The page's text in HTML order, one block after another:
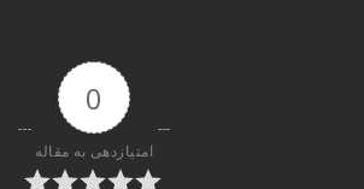
0
امتیازدهی به مقاله